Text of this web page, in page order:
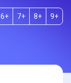
6+ 7+ 8+ 9+